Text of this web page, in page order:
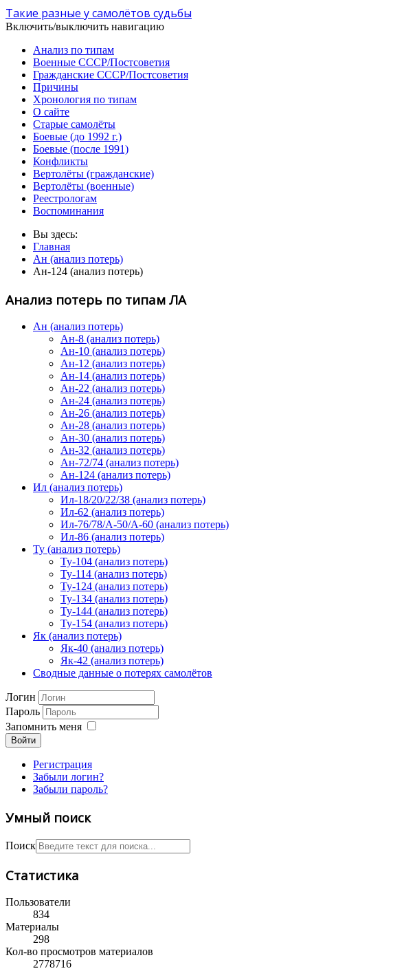
Такие разные у самолётов судьбы
Включить/выключить навигацию
Анализ по типам
Военные СССР/Постсоветия
Гражданские СССР/Постсоветия
Причины
Хронология по типам
О сайте
Старые самолёты
Боевые (до 1992 г.)
Боевые (после 1991)
Конфликты
Вертолёты (гражданские)
Вертолёты (военные)
Реестрологам
Воспоминания
Вы здесь:
Главная
Ан (анализ потерь)
Ан-124 (анализ потерь)
Анализ потерь по типам ЛА
Ан (анализ потерь)
Ан-8 (анализ потерь)
Ан-10 (анализ потерь)
Ан-12 (анализ потерь)
Ан-14 (анализ потерь)
Ан-22 (анализ потерь)
Ан-24 (анализ потерь)
Ан-26 (анализ потерь)
Ан-28 (анализ потерь)
Ан-30 (анализ потерь)
Ан-32 (анализ потерь)
Ан-72/74 (анализ потерь)
Ан-124 (анализ потерь)
Ил (анализ потерь)
Ил-18/20/22/38 (анализ потерь)
Ил-62 (анализ потерь)
Ил-76/78/А-50/А-60 (анализ потерь)
Ил-86 (анализ потерь)
Ту (анализ потерь)
Ту-104 (анализ потерь)
Ту-114 (анализ потерь)
Ту-124 (анализ потерь)
Ту-134 (анализ потерь)
Ту-144 (анализ потерь)
Ту-154 (анализ потерь)
Як (анализ потерь)
Як-40 (анализ потерь)
Як-42 (анализ потерь)
Сводные данные о потерях самолётов
Логин
Пароль
Запомнить меня
Войти
Регистрация
Забыли логин?
Забыли пароль?
Умный поиск
Поиск
Статистика
Пользователи
834
Материалы
298
Кол-во просмотров материалов
2778716